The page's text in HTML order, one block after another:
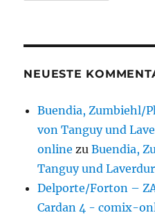
NEUESTE
Buendia, Zumbiehl/
von Tanguy und
online zuBuendia,
Tanguy und
Delporte/Forton –
Cardan 4 - comix-